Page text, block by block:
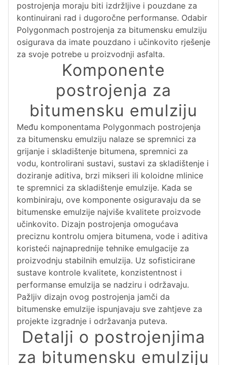
postrojenja moraju biti izdržljive i pouzdane za
kontinuirani rad i dugoročne performanse. Odabir
Polygonmach postrojenja za bitumensku emulziju
osigurava da imate pouzdano i učinkovito rješenje
za svoje potrebe u proizvodnji asfalta.
Komponente
postrojenja za
bitumensku emulziju
Među komponentama Polygonmach postrojenja
za bitumensku emulziju nalaze se spremnici za
grijanje i skladištenje bitumena, spremnici za
vodu, kontrolirani sustavi, sustavi za skladištenje i
doziranje aditiva, brzi mikseri ili koloidne mlinice
te spremnici za skladištenje emulzije. Kada se
kombiniraju, ove komponente osiguravaju da se
bitumenske emulzije najviše kvalitete proizvode
učinkovito. Dizajn postrojenja omogućava
preciznu kontrolu omjera bitumena, vode i aditiva
koristeći najnaprednije tehnike emulgacije za
proizvodnju stabilnih emulzija. Uz sofisticirane
sustave kontrole kvalitete, konzistentnost i
performanse emulzija se nadziru i održavaju.
Pažljiv dizajn ovog postrojenja jamči da
bitumenske emulzije ispunjavaju sve zahtjeve za
projekte izgradnje i održavanja puteva.
Detalji o postrojenjima
za bitumensku emulziju